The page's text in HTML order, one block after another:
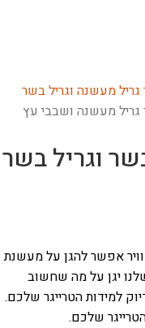
וגריל בשר
אפשר להגן על מעשנת
יגן על מה שחשוב
למידות הטרייגר שלכם.
שלכם.